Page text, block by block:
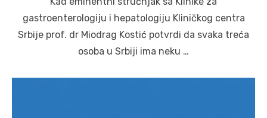
gastroenterologiju i hepatologiju Kliničkog centra
Srbije prof. dr Miodrag Kostić potvrdi da svaka treća
osoba u Srbiji ima neku …